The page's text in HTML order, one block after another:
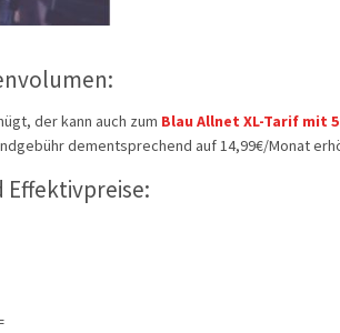
der kann auch zum Blau Allnet XL-Tarif mit 5
dementsprechend auf 14,99€/Monat